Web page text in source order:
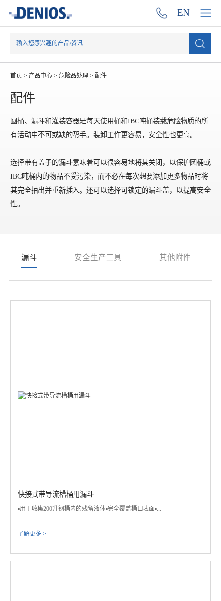
EN
首页 > 产品中心 > 危险品处理 > 配件
配件
圆桶、漏斗和灌装容器是每天使用桶和IBC吨桶装载危险物质的所
有活动中不可或缺的帮手。装卸工作更容易，安全性也更高。
选择带有盖子的漏斗意味着可以很容易地将其关闭，以保护圆桶或
IBC吨桶内的物品不受污染，而不必在每次想要添加更多物品时将
其完全抽出并重新插入。还可以选择可锁定的漏斗盖，以提高安全
性。
漏斗 安全生产工具 其他附件
快接式带导流槽桶用漏斗
▪️用于收集200升钢桶内的残留液体▪️完全覆盖桶口表面▪...
了解更多 >